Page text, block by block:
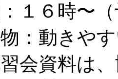
１６時〜
：動きや
会資料は